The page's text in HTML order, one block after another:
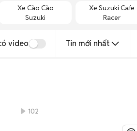
Xe Cào Cào
Suzuki
Xe Suzuki Cafe
Racer
video Tin mới nhất
102